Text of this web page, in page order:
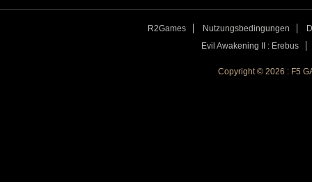
R2Games Nutzungsbedingungen
Evil Awakening II : Erebus
Copyright © 2026 : F5